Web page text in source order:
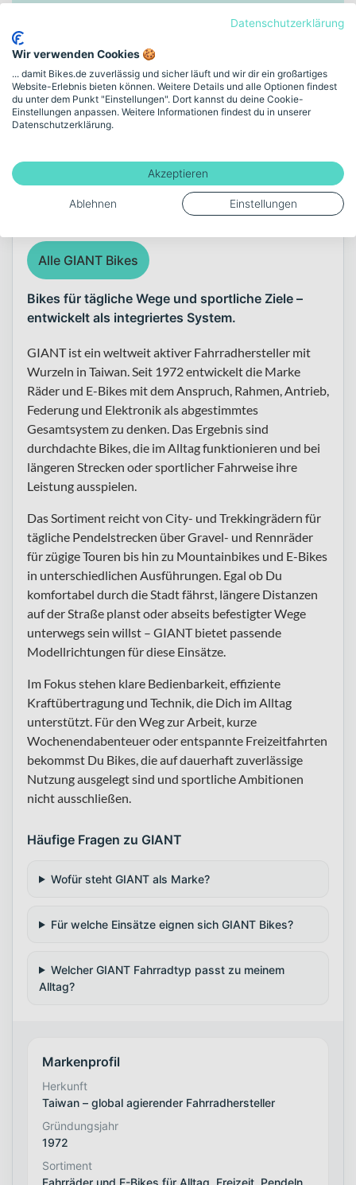
Mehr anzeigen
Über die Marke GIANT
Alle GIANT Bikes
Bikes für tägliche Wege und sportliche Ziele –
entwickelt als integriertes System.
GIANT ist ein weltweit aktiver Fahrradhersteller mit
Wurzeln in Taiwan. Seit 1972 entwickelt die Marke
Räder und E-Bikes mit dem Anspruch, Rahmen, Antrieb,
Federung und Elektronik als abgestimmtes
Gesamtsystem zu denken. Das Ergebnis sind
durchdachte Bikes, die im Alltag funktionieren und bei
längeren Strecken oder sportlicher Fahrweise ihre
Leistung ausspielen.
Das Sortiment reicht von City- und Trekkingrädern für
tägliche Pendelstrecken über Gravel- und Rennräder
für zügige Touren bis hin zu Mountainbikes und E-Bikes
in unterschiedlichen Ausführungen. Egal ob Du
komfortabel durch die Stadt fährst, längere Distanzen
auf der Straße planst oder abseits befestigter Wege
unterwegs sein willst – GIANT bietet passende
Modellrichtungen für diese Einsätze.
Im Fokus stehen klare Bedienbarkeit, effiziente
Kraftübertragung und Technik, die Dich im Alltag
unterstützt. Für den Weg zur Arbeit, kurze
Wochenendabenteuer oder entspannte Freizeitfahrten
bekommst Du Bikes, die auf dauerhaft zuverlässige
Nutzung ausgelegt sind und sportliche Ambitionen
nicht ausschließen.
Häufige Fragen zu GIANT
Wofür steht GIANT als Marke?
Für welche Einsätze eignen sich GIANT Bikes?
Welcher GIANT Fahrradtyp passt zu meinem
Alltag?
Markenprofil
Herkunft
Taiwan – global agierender Fahrradhersteller
Gründungsjahr
1972
Sortiment
Fahrräder und E-Bikes für Alltag, Freizeit, Pendeln
Datenschutzerklärung
Wir verwenden Cookies 🍪
... damit Bikes.de zuverlässig und sicher läuft und wir dir ein großartiges
Website-Erlebnis bieten können. Weitere Details und alle Optionen findest
du unter dem Punkt "Einstellungen". Dort kannst du deine Cookie-
Einstellungen anpassen. Weitere Informationen findest du in unserer
Datenschutzerklärung.
Akzeptieren
Ablehnen Einstellungen